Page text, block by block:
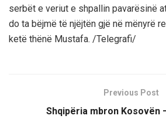
serbët e veriut e shpallin pavarësinë
do ta bëjmë të njëjtën gjë në mënyrë
ketë thënë Mustafa. /Telegrafi/
Previous Post
Shqipëria mbron Kosovën